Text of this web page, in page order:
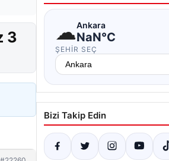
3
☁Ankara
NaN°C
ŞEHIR SEÇ
Bizi Takip Edin